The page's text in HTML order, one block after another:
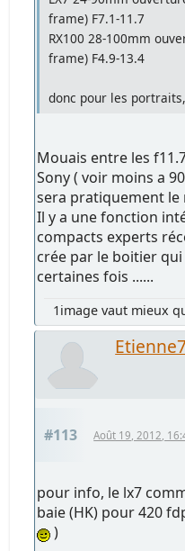
frame) F7.1-11.7
RX100 28-100mm
frame) F4.9-13.4
donc pour les
Mouais entre les
Sony ( voir moins a
sera pratiquement le
Il y a une fonction
compacts experts
crée par le boitier
certaines fois ......
1image vaut mieux
#113 Août 19, 2012,
pour info, le lx7
baie (HK) pour 420
)